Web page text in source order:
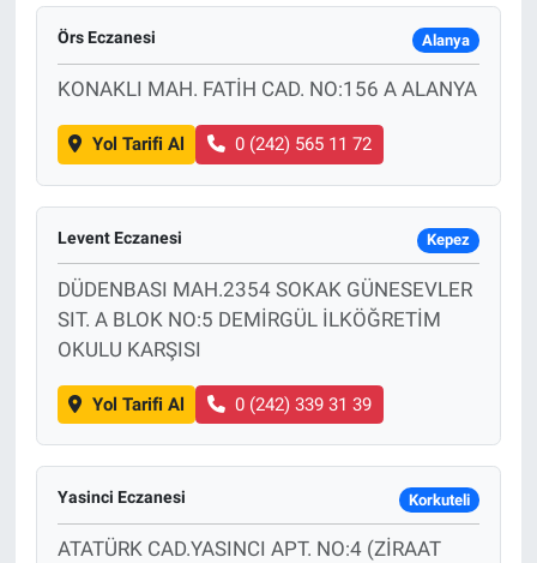
Örs Eczanesi Alanya
KONAKLI MAH. FATİH CAD. NO:156 A ALANYA
Yol Tarifi Al 0 (242) 565 11 72
Levent Eczanesi Kepez
DÜDENBASI MAH.2354 SOKAK GÜNESEVLER
SIT. A BLOK NO:5 DEMİRGÜL İLKÖĞRETİM
OKULU KARŞISI
Yol Tarifi Al 0 (242) 339 31 39
Yasinci Eczanesi Korkuteli
ATATÜRK CAD.YASINCI APT. NO:4 (ZİRAAT